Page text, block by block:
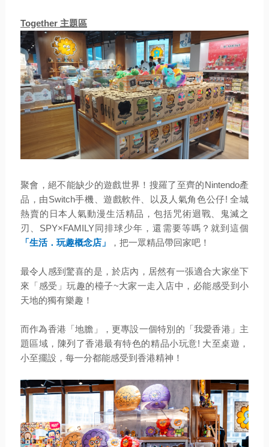
Together 主題區
聚會，絕不能缺少的遊戲世界！搜羅了至齊的Nintendo產
品，由Switch手機、遊戲軟件、以及人氣角色公仔! 全城
熱賣的日本人氣動漫生活精品，包括咒術迴戰、鬼滅之
刃、SPY×FAMILY同排球少年，還需要等嗎？就到這個
「生活．玩趣概念店」
，把一眾精品帶回家吧！
最令人感到驚喜的是，於店內，居然有一張適合大家坐下
來「感受」玩趣的檯子~大家一走入店中，必能感受到小
天地的獨有樂趣！
而作為香港「地膽」，更專設一個特別的「我愛香港」主
題區域，陳列了香港最有特色的精品小玩意! 大至桌遊，
小至擺設，每一分都能感受到香港精神！